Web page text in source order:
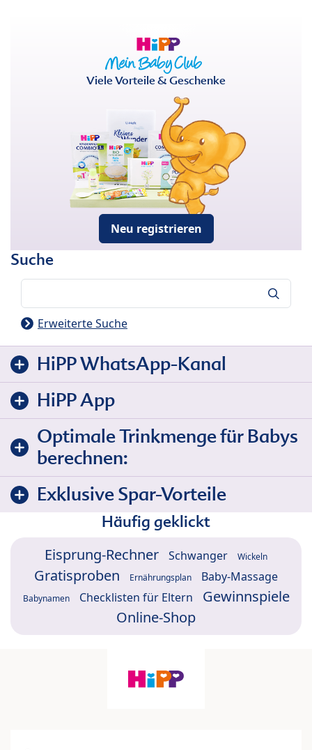
Viele Vorteile & Geschenke
Neu registrieren
Suche
Erweiterte Suche
HiPP WhatsApp-Kanal
HiPP App
Optimale Trinkmenge für Babys
berechnen:
Exklusive Spar-Vorteile
Häufig geklickt
Eisprung-Rechner Schwanger Wickeln
Gratisproben Ernährungsplan Baby-Massage
Babynamen Checklisten für Eltern
Gewinnspiele
Online-Shop